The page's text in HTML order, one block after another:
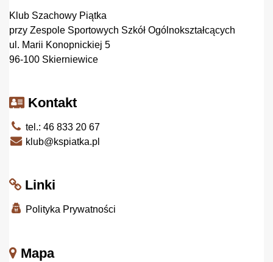
Klub Szachowy Piątka
przy Zespole Sportowych Szkół Ogólnokształcących
ul. Marii Konopnickiej 5
96-100 Skierniewice
Kontakt
tel.: 46 833 20 67
klub@kspiatka.pl
Linki
Polityka Prywatności
Mapa